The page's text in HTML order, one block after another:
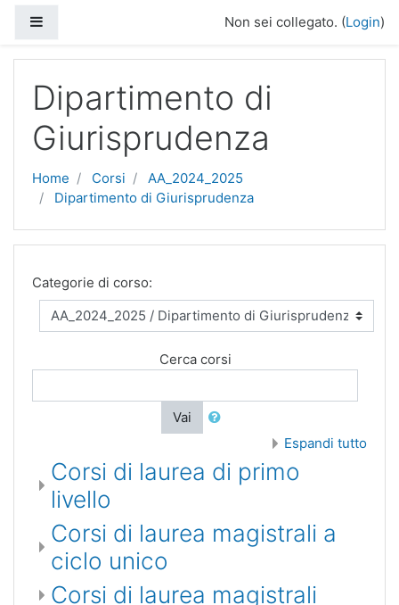
Non sei collegato. (Login)
Dipartimento di
Giurisprudenza
Home Corsi
AA_2024_2025
Dipartimento di Giurisprudenza
Categorie di corso:
Cerca corsi
Vai
Espandi tutto
Corsi di laurea di primo
livello
Corsi di laurea magistrali a
ciclo unico
Corsi di laurea magistrali